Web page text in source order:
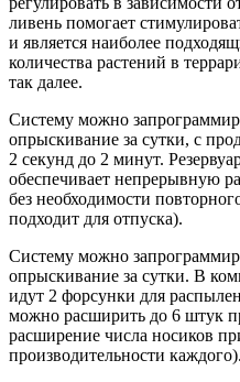
ливень помогает
и является наиболее
количества растений в
так далее.
Систему можно
опрыскивание за сутки, с
2 секунд до 2 минут.
обеспечивает непрерывную
без необходимости
подходит для отпуска).
Систему можно
опрыскивание за сутки. В
идут 2 форсунки для
можно расширить до 6 штук
расширение числа носиков
производительности каждого).